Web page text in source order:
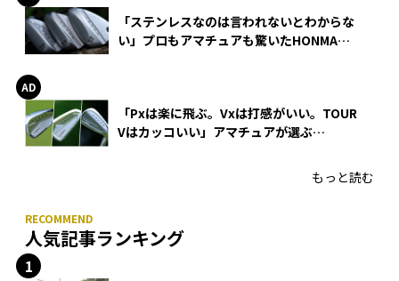
「ステンレスなのは言われないとわからな
い」プロもアマチュアも驚いたHONMA
「Pxは楽に飛ぶ。Vxは打感がいい。TOUR
Vはカッコいい」アマチュアが選ぶ
もっと読む
人気記事ランキング